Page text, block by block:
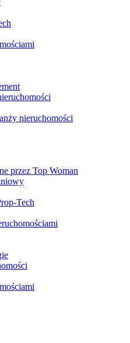
nieruchomości
przez Top Woman
Tech